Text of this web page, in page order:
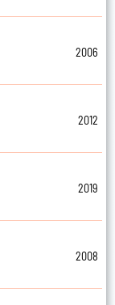
2006
2012
2019
2008